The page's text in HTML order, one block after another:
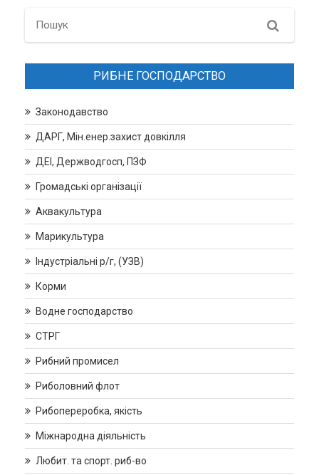
Search
РИБНЕ ГОСПОДАРСТВО
Законодавство
ДАРГ, Мін.енер.захист довкілля
ДЕІ, Держводгосп, ПЗФ
Громадські організації
Аквакультура
Марикультура
Індустріальні р/г, (УЗВ)
Корми
Водне господарство
СТРГ
Рибний промисел
Риболовний флот
Рибопереробка, якість
Міжнародна діяльність
Любит. та спорт. риб-во